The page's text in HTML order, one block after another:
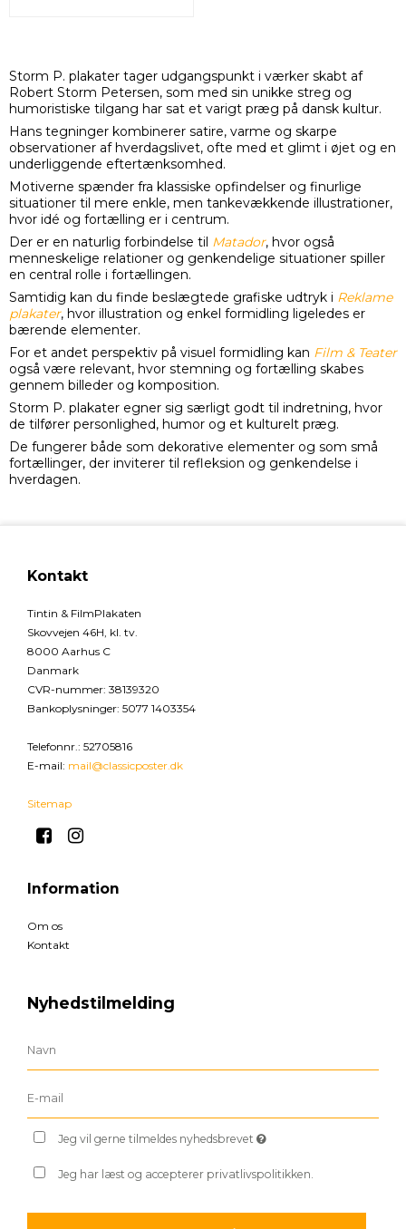
Storm P. plakater tager udgangspunkt i værker skabt af
Robert Storm Petersen, som med sin unikke streg og
humoristiske tilgang har sat et varigt præg på dansk kultur.
Hans tegninger kombinerer satire, varme og skarpe
observationer af hverdagslivet, ofte med et glimt i øjet og en
underliggende eftertænksomhed.
Motiverne spænder fra klassiske opfindelser og finurlige
situationer til mere enkle, men tankevækkende illustrationer,
hvor idé og fortælling er i centrum.
Der er en naturlig forbindelse til Matador, hvor også
menneskelige relationer og genkendelige situationer spiller
en central rolle i fortællingen.
Samtidig kan du finde beslægtede grafiske udtryk i Reklame
plakater, hvor illustration og enkel formidling ligeledes er
bærende elementer.
For et andet perspektiv på visuel formidling kan Film & Teater
også være relevant, hvor stemning og fortælling skabes
gennem billeder og komposition.
Storm P. plakater egner sig særligt godt til indretning, hvor
de tilfører personlighed, humor og et kulturelt præg.
De fungerer både som dekorative elementer og som små
fortællinger, der inviterer til refleksion og genkendelse i
hverdagen.
Kontakt
Tintin & FilmPlakaten
Skovvejen 46H, kl. tv.
8000 Aarhus C
Danmark
CVR-nummer: 38139320
Bankoplysninger: 5077 1403354
Telefonnr.: 52705816
E-mail: mail@classicposter.dk
Sitemap
Information
Om os
Kontakt
Nyhedstilmelding
Jeg vil gerne tilmeldes nyhedsbrevet
Jeg har læst og accepterer privatlivspolitikken.